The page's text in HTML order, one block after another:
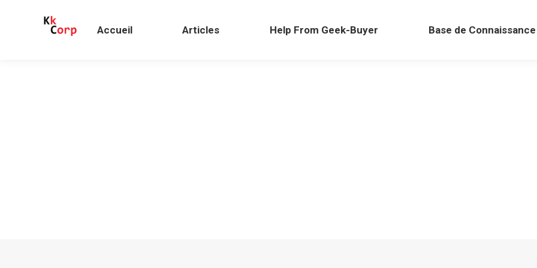
Accueil Articles Help From Geek-Buyer Base de Connaissance